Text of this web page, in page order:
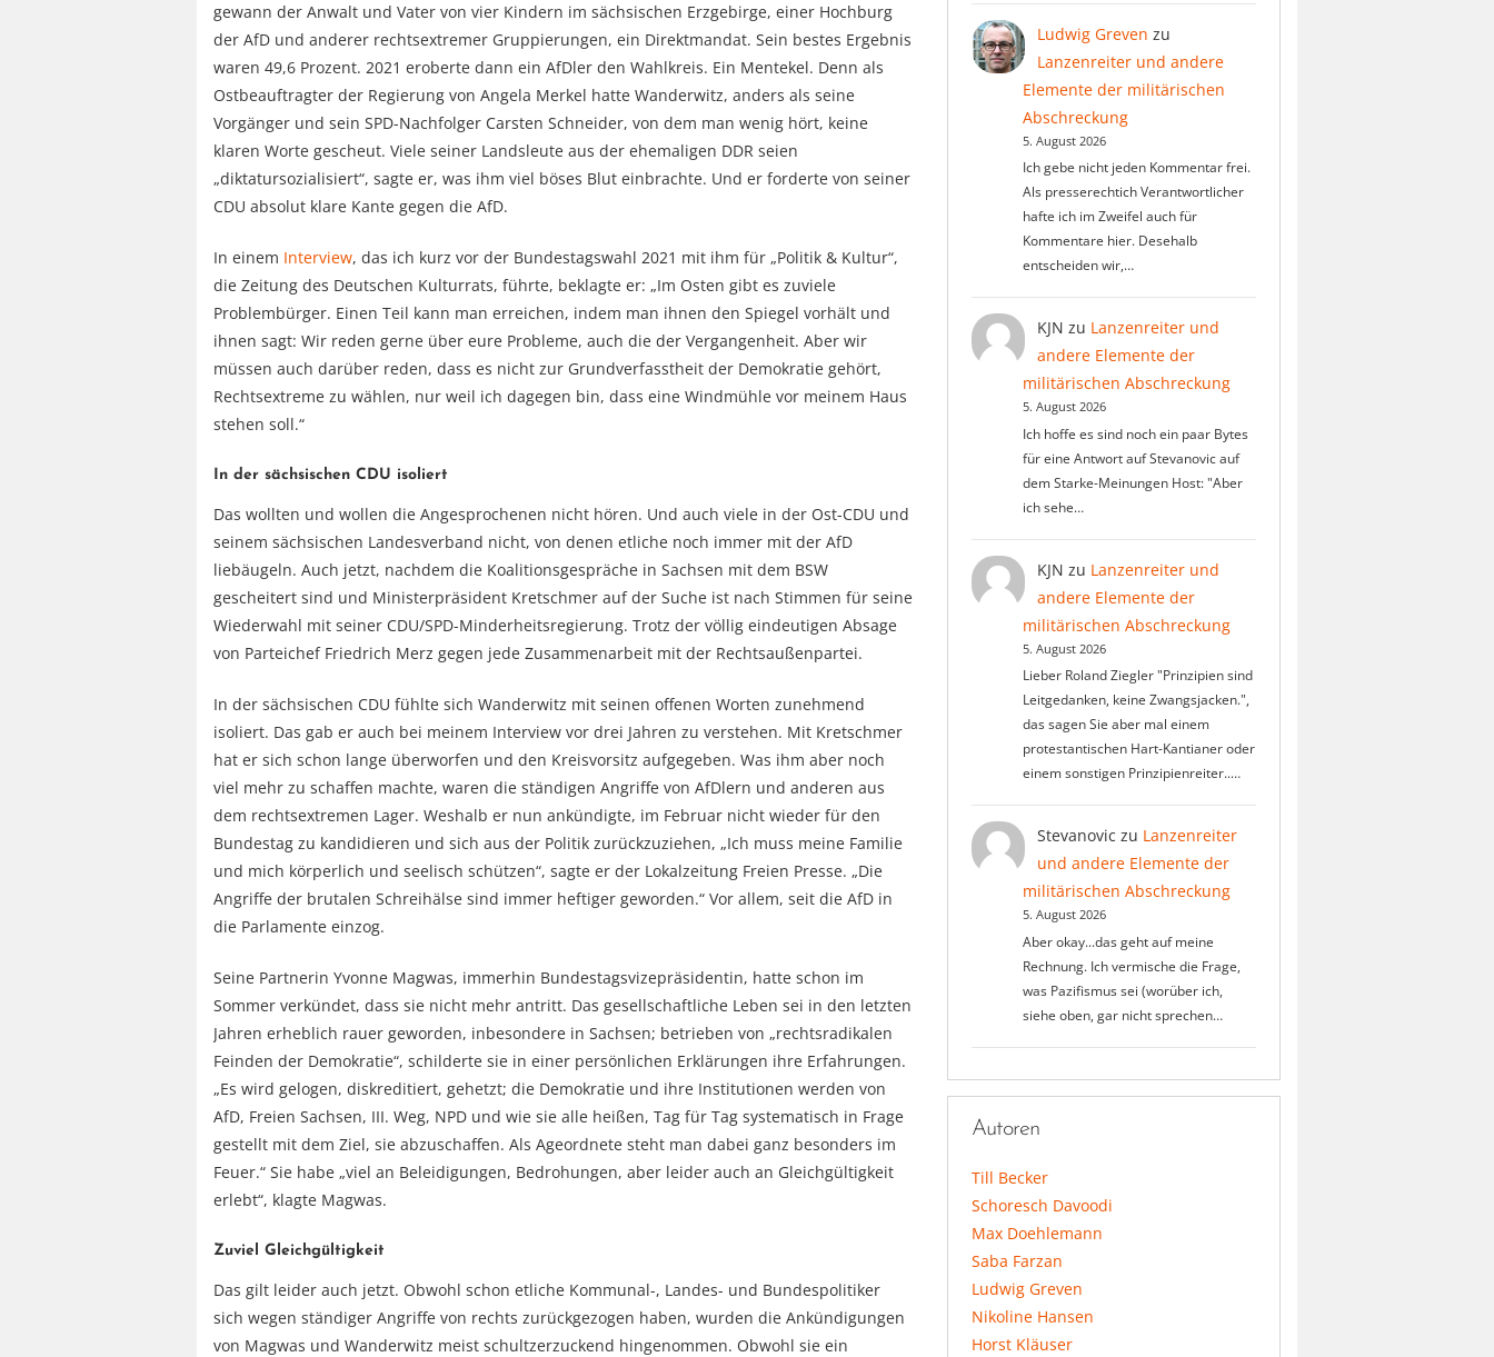
gewann der Anwalt und Vater von vier Kindern im sächsischen Erzgebirge, einer Hochburg
der AfD und anderer rechtsextremer Gruppierungen, ein Direktmandat. Sein bestes Ergebnis
waren 49,6 Prozent. 2021 eroberte dann ein AfDler den Wahlkreis. Ein Mentekel. Denn als
Ostbeauftragter der Regierung von Angela Merkel hatte Wanderwitz, anders als seine
Vorgänger und sein SPD-Nachfolger Carsten Schneider, von dem man wenig hört, keine
klaren Worte gescheut. Viele seiner Landsleute aus der ehemaligen DDR seien
„diktatursozialisiert“, sagte er, was ihm viel böses Blut einbrachte. Und er forderte von seiner
CDU absolut klare Kante gegen die AfD.
In einem Interview, das ich kurz vor der Bundestagswahl 2021 mit ihm für „Politik & Kultur“,
die Zeitung des Deutschen Kulturrats, führte, beklagte er: „Im Osten gibt es zuviele
Problembürger. Einen Teil kann man erreichen, indem man ihnen den Spiegel vorhält und
ihnen sagt: Wir reden gerne über eure Probleme, auch die der Vergangenheit. Aber wir
müssen auch darüber reden, dass es nicht zur Grundverfasstheit der Demokratie gehört,
Rechtsextreme zu wählen, nur weil ich dagegen bin, dass eine Windmühle vor meinem Haus
stehen soll.“
In der sächsischen CDU isoliert
Das wollten und wollen die Angesprochenen nicht hören. Und auch viele in der Ost-CDU und
seinem sächsischen Landesverband nicht, von denen etliche noch immer mit der AfD
liebäugeln. Auch jetzt, nachdem die Koalitionsgespräche in Sachsen mit dem BSW
gescheitert sind und Ministerpräsident Kretschmer auf der Suche ist nach Stimmen für seine
Wiederwahl mit seiner CDU/SPD-Minderheitsregierung. Trotz der völlig eindeutigen Absage
von Parteichef Friedrich Merz gegen jede Zusammenarbeit mit der Rechtsaußenpartei.
In der sächsischen CDU fühlte sich Wanderwitz mit seinen offenen Worten zunehmend
isoliert. Das gab er auch bei meinem Interview vor drei Jahren zu verstehen. Mit Kretschmer
hat er sich schon lange überworfen und den Kreisvorsitz aufgegeben. Was ihm aber noch
viel mehr zu schaffen machte, waren die ständigen Angriffe von AfDlern und anderen aus
dem rechtsextremen Lager. Weshalb er nun ankündigte, im Februar nicht wieder für den
Bundestag zu kandidieren und sich aus der Politik zurückzuziehen, „Ich muss meine Familie
und mich körperlich und seelisch schützen“, sagte er der Lokalzeitung Freien Presse. „Die
Angriffe der brutalen Schreihälse sind immer heftiger geworden.“ Vor allem, seit die AfD in
die Parlamente einzog.
Seine Partnerin Yvonne Magwas, immerhin Bundestagsvizepräsidentin, hatte schon im
Sommer verkündet, dass sie nicht mehr antritt. Das gesellschaftliche Leben sei in den letzten
Jahren erheblich rauer geworden, inbesondere in Sachsen; betrieben von „rechtsradikalen
Feinden der Demokratie“, schilderte sie in einer persönlichen Erklärungen ihre Erfahrungen.
„Es wird gelogen, diskreditiert, gehetzt; die Demokratie und ihre Institutionen werden von
AfD, Freien Sachsen, III. Weg, NPD und wie sie alle heißen, Tag für Tag systematisch in Frage
gestellt mit dem Ziel, sie abzuschaffen. Als Ageordnete steht man dabei ganz besonders im
Feuer.“ Sie habe „viel an Beleidigungen, Bedrohungen, aber leider auch an Gleichgültigkeit
erlebt“, klagte Magwas.
Zuviel Gleichgültigkeit
Das gilt leider auch jetzt. Obwohl schon etliche Kommunal-, Landes- und Bundespolitiker
sich wegen ständiger Angriffe von rechts zurückgezogen haben, wurden die Ankündigungen
von Magwas und Wanderwitz meist schultzerzuckend hingenommen. Obwohl sie ein
Ludwig Greven zu
Lanzenreiter und andere
Elemente der militärischen
Abschreckung
5. August 2026
Ich gebe nicht jeden Kommentar frei.
Als presserechtich Verantwortlicher
hafte ich im Zweifel auch für
Kommentare hier. Desehalb
entscheiden wir,…
KJN zu Lanzenreiter und
andere Elemente der
militärischen Abschreckung
5. August 2026
Ich hoffe es sind noch ein paar Bytes
für eine Antwort auf Stevanovic auf
dem Starke-Meinungen Host: "Aber
ich sehe…
KJN zu Lanzenreiter und
andere Elemente der
militärischen Abschreckung
5. August 2026
Lieber Roland Ziegler "Prinzipien sind
Leitgedanken, keine Zwangsjacken.",
das sagen Sie aber mal einem
protestantischen Hart-Kantianer oder
einem sonstigen Prinzipienreiter..…
Stevanovic zu Lanzenreiter
und andere Elemente der
militärischen Abschreckung
5. August 2026
Aber okay...das geht auf meine
Rechnung. Ich vermische die Frage,
was Pazifismus sei (worüber ich,
siehe oben, gar nicht sprechen…
Autoren
Till Becker
Schoresch Davoodi
Max Doehlemann
Saba Farzan
Ludwig Greven
Nikoline Hansen
Horst Kläuser